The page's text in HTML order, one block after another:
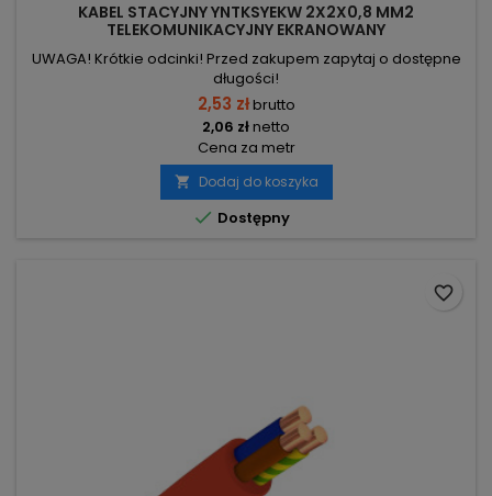
KABEL STACYJNY YNTKSYEKW 2X2X0,8 MM2
TELEKOMUNIKACYJNY EKRANOWANY
UWAGA! Krótkie odcinki! Przed zakupem zapytaj o dostępne
długości!
2,53 złbrutto
2,06 złnetto
Cena za metr
 Dodaj do koszyka
 Dostępny
favorite_border